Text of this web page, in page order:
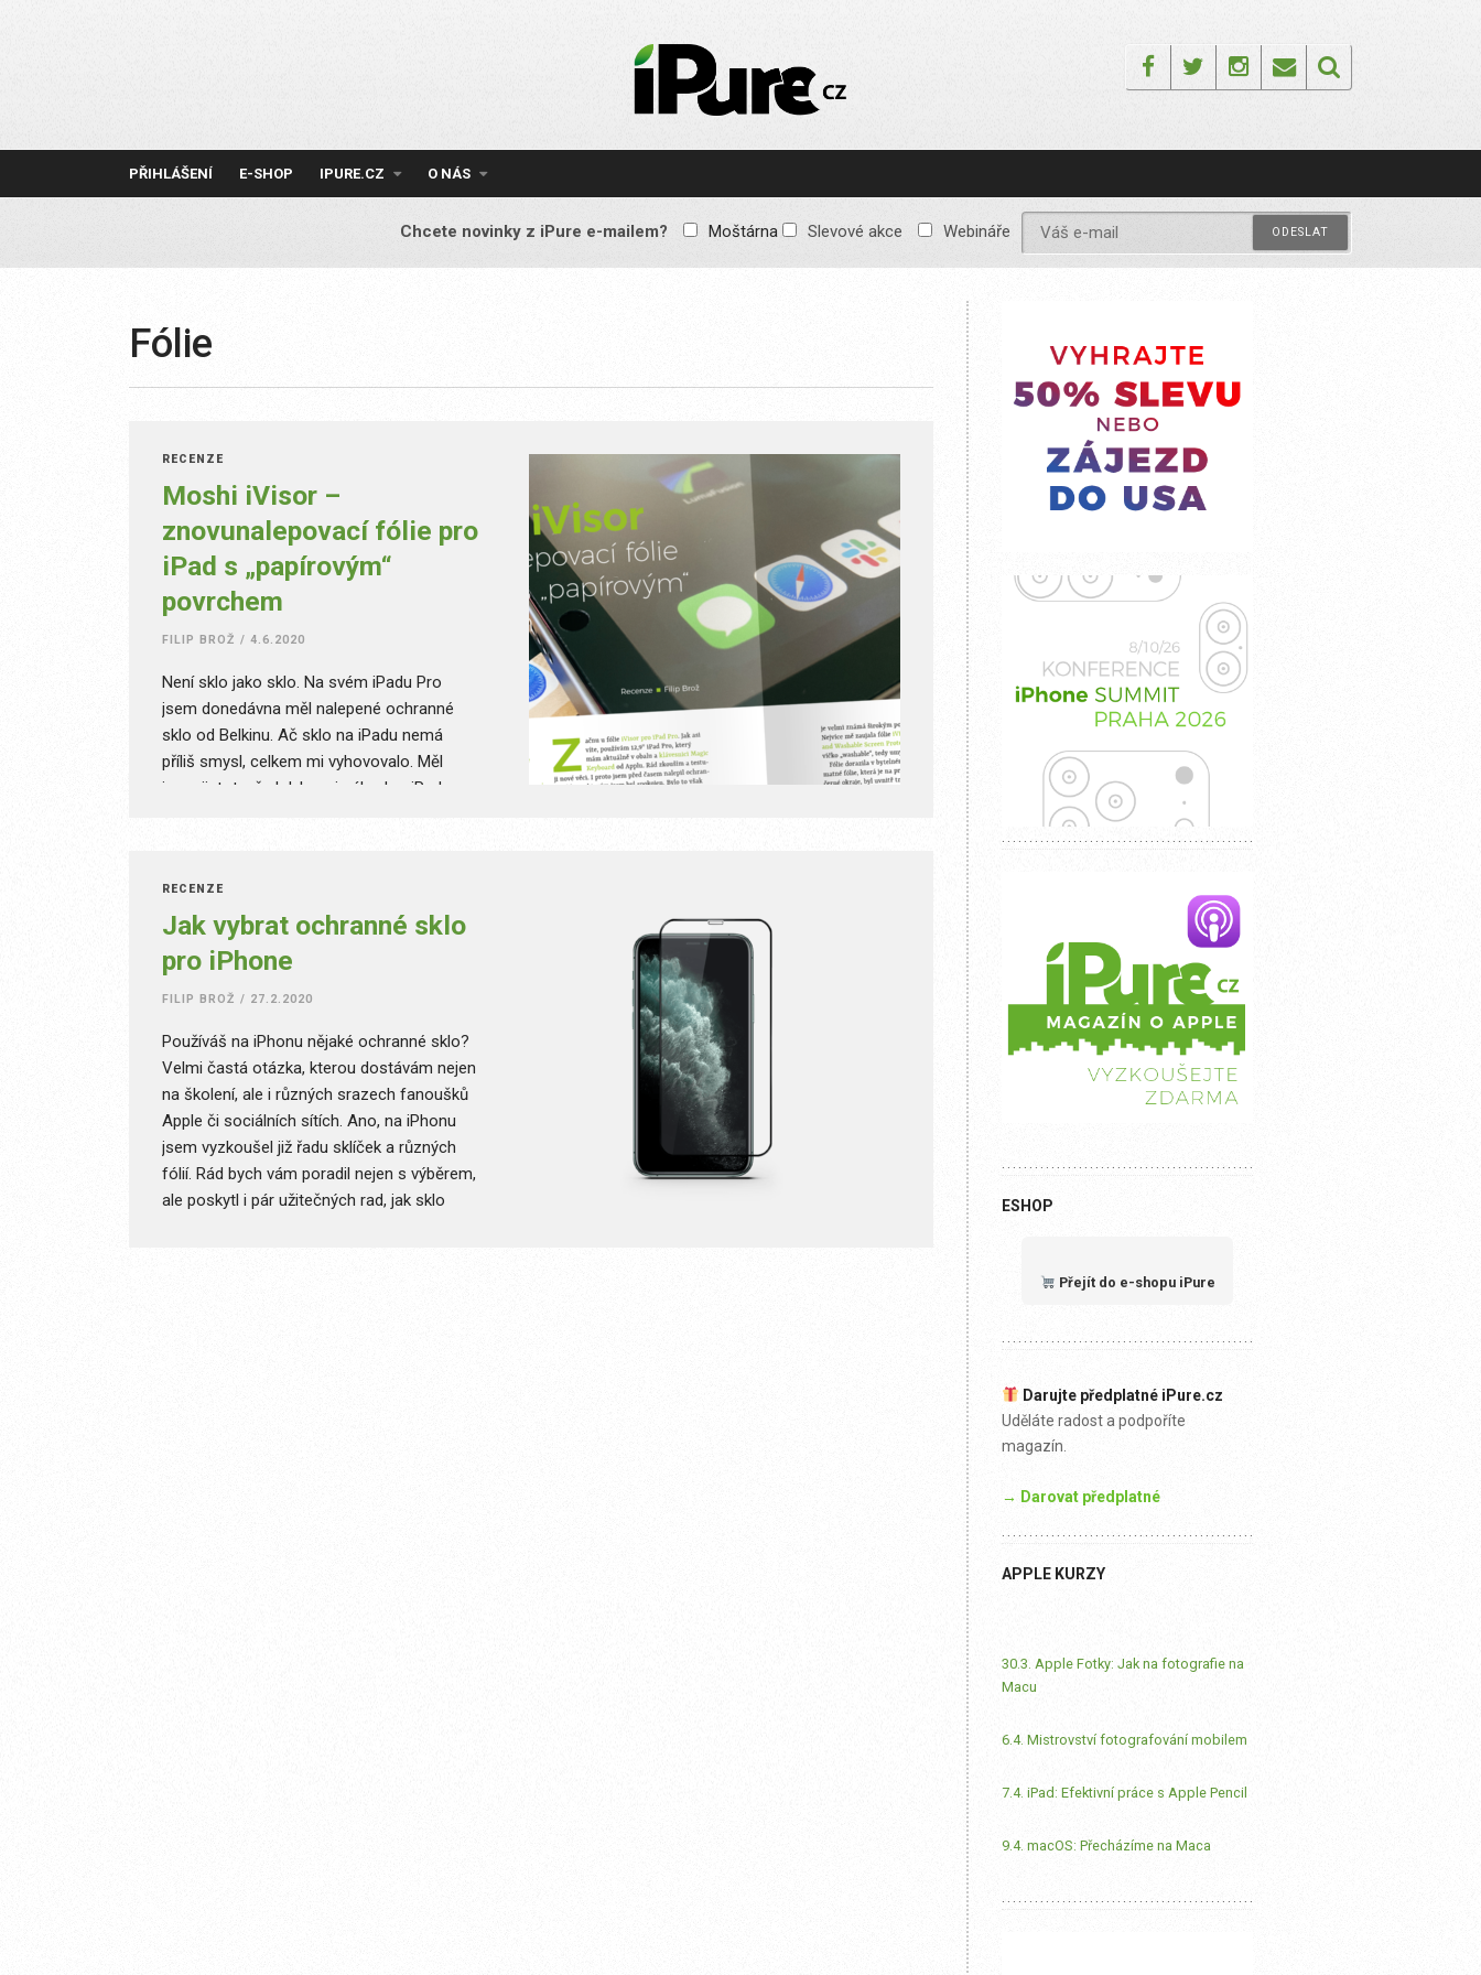
IPURE.CZ
Prémiový Apple e-
reklamy, žádné
obsah pro všechny
FacebookTwitterInstagram
Email
PŘIHLÁŠENÍ E-SHOP IPURE.CZ O NÁS
Chcete novinky z iPure e-mailem? Moštárna Slevové akce Webináře
Fólie
RECENZE
Moshi iVisor –
znovunalepovací fólie pro
iPad s „papírovým“
povrchem
FILIP BROŽ / 4.6.2020
Není sklo jako sklo. Na svém iPadu Pro
jsem donedávna měl nalepené ochranné
sklo od Belkinu. Ač sklo na iPadu nemá
příliš smysl, celkem mi vyhovovalo. Měl
jsem jistotu, že kdyby mi náhodou iPad
iVisor od Moshi. Když už jsem byl u toho,
zalíbila se mi i jejich bezdrátová nabíjecí
podložka. Jak jsem spokojený?
RECENZE
Jak vybrat ochranné sklo
pro iPhone
FILIP BROŽ / 27.2.2020
Používáš na iPhonu nějaké ochranné sklo?
Velmi častá otázka, kterou dostávám nejen
na školení, ale i různých srazech fanoušků
Apple či sociálních sítích. Ano, na iPhonu
jsem vyzkoušel již řadu sklíček a různých
fólií. Rád bych vám poradil nejen s výběrem,
ale poskytl i pár užitečných rad, jak sklo
ESHOP
Přejít do e-shopu iPure
Darujte předplatné iPure.cz
Uděláte radost a podpoříte
magazín.
→ Darovat předplatné
APPLE KURZY
30.3. Apple Fotky: Jak na fotografie na
Macu
6.4. Mistrovství fotografování mobilem
7.4. iPad: Efektivní práce s Apple Pencil
9.4. macOS: Přecházíme na Maca